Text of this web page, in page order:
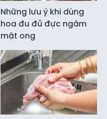
Những lưu ý khi dùng
hoa đu đủ đực ngâm
mật ong